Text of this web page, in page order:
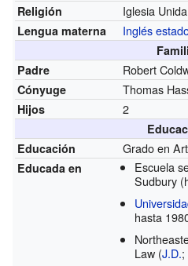
Religión Iglesia
Lengua materna Inglés
Padre
Robert
Cónyuge Thomas
Hijos 2
Educación
Grado en
Educada en
Escuela
Sudbury
hasta
Law (J.D.;